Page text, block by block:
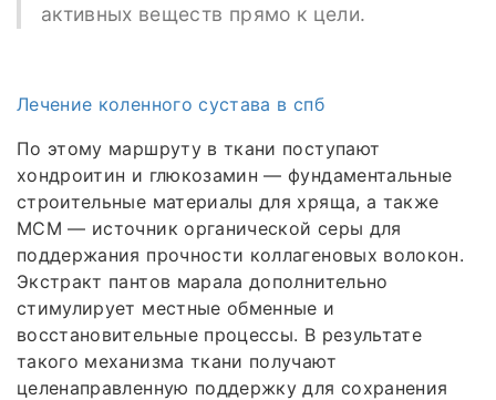
активных веществ прямо к цели.
Лечение коленного сустава в спб
По этому маршруту в ткани поступают
хондроитин и глюкозамин — фундаментальные
строительные материалы для хряща, а также
МСМ — источник органической серы для
поддержания прочности коллагеновых волокон.
Экстракт пантов марала дополнительно
стимулирует местные обменные и
восстановительные процессы. В результате
такого механизма ткани получают
целенаправленную поддержку для сохранения